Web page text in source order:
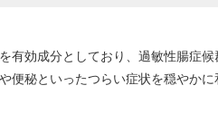
有効成分としており、過敏性腸症
便秘といったつらい症状を穏やか